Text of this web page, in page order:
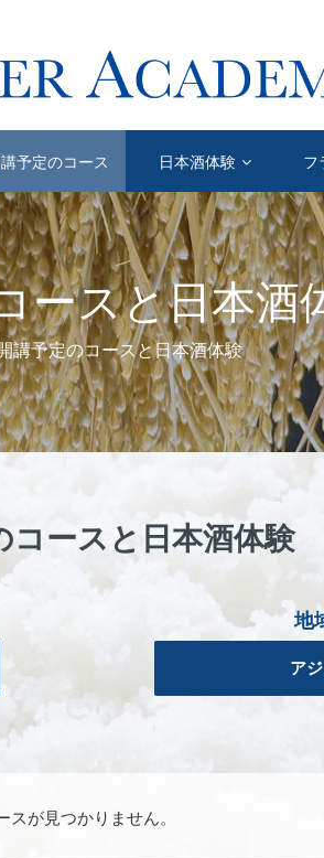
予定のコース 日本酒体験 フ
ースと日本酒
講予定のコースと日本酒体験
コースと日本酒体験
地
ア
スが見つかりません。